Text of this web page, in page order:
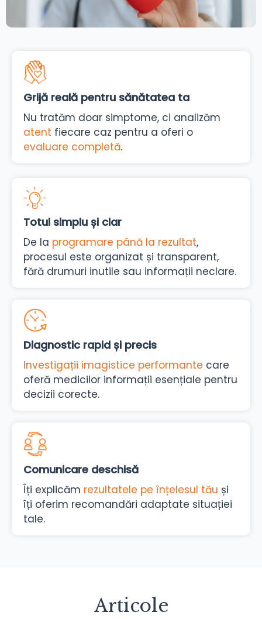
Grijă reală pentru sănătatea ta
Nu tratăm doar simptome, ci analizăm
atent fiecare caz pentru a oferi o
evaluare completă.
Totul simplu și clar
De la programare până la rezultat,
procesul este organizat și transparent,
fără drumuri inutile sau informații neclare.
Diagnostic rapid și precis
Investigații imagistice performante care
oferă medicilor informații esențiale pentru
decizii corecte.
Comunicare deschisă
Îți explicăm rezultatele pe înțelesul tău și
îți oferim recomandări adaptate situației
tale.
Articole